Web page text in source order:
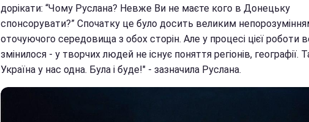
дорікати: “Чому Руслана? Невже Ви не маєте кого в Донецьку
спонсорувати?” Спочатку це було досить великим
оточуючого середовища з обох сторін. Але у процесі цієї роботи
змінилося - у творчих людей не існує поняття регіонів, географії.
Україна у нас одна. Була і буде!" - зазначила Руслана.